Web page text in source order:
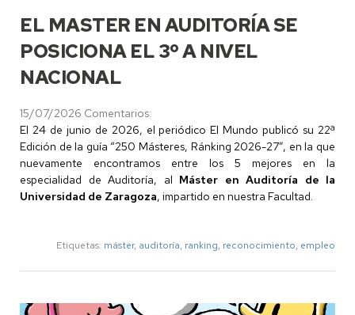
EL MASTER EN AUDITORÍA SE
POSICIONA EL 3º A NIVEL
NACIONAL
15/07/2026 Comentarios:
El 24 de junio de 2026, el periódico El Mundo publicó su 22ª
Edición de la guía “250 Másteres, Ránking 2026-27”, en la que
nuevamente encontramos entre los 5 mejores en la
especialidad de Auditoría, al Máster en Auditoría de la
Universidad de Zaragoza, impartido en nuestra Facultad.
Etiquetas: máster, auditoría, ranking, reconocimiento, empleo